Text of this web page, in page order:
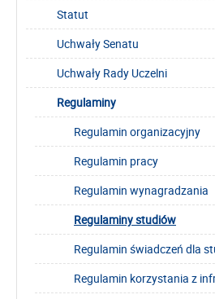
Statut
Uchwały Senatu
Uchwały Rady Uczelni
Regulaminy
Regulamin organizacyjny
Regulamin pracy
Regulamin wynagradzania
Regulaminy studiów
Regulamin świadczeń dla
Regulamin korzystania z